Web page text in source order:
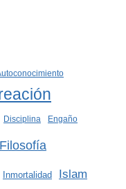
Disciplina Engaño
Filosofía
Inmortalidad Islam